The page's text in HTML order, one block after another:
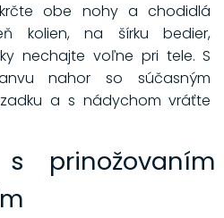
obe nohy a chodidlá
kolien, na šírku bedier,
nechajte voľne pri tele. S
nahor so súčasným
a s nádychom vráťte
s prinožovaním